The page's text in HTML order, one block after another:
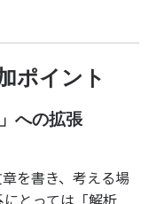
ポイント
への拡張
を書き、考える場
とっては「解析